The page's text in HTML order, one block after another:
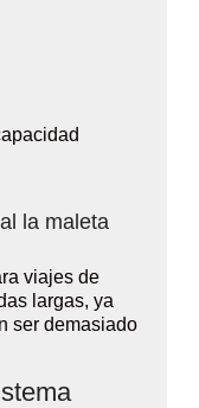
la maleta
viajes de
largas, ya
ser demasiado